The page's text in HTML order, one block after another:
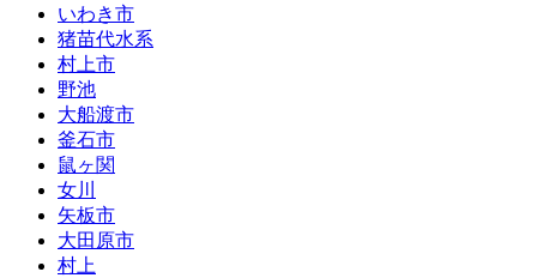
いわき市
猪苗代水系
村上市
野池
大船渡市
釜石市
鼠ヶ関
女川
矢板市
大田原市
村上